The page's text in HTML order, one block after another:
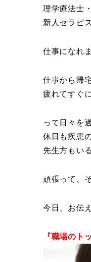
理学療法士
新人セラピ
仕事になれ
仕事から帰
疲れてすぐ
って日々を
休日も疾患
先生方もい
頑張って、
今日、お伝
『職場のト